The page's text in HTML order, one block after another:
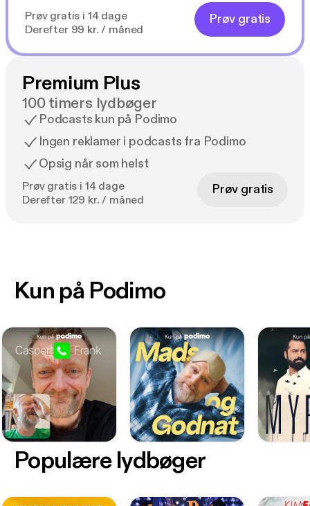
Prøv gratis i 14 dage
Derefter 99 kr. / måned
Prøv gratis
Premium Plus
100 timers lydbøger
Podcasts kun på Podimo
Ingen reklamer i podcasts fra Podimo
Opsig når som helst
Prøv gratis i 14 dage
Derefter 129 kr. / måned
Prøv gratis
Kun på Podimo
Populære lydbøger